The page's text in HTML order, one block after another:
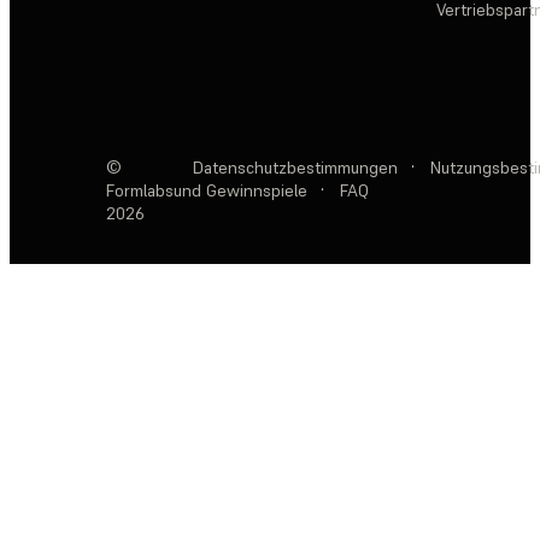
©
Formlabs
2026
Datenschutzbestimmungen ·
und Gewinnspiele
· FAQ